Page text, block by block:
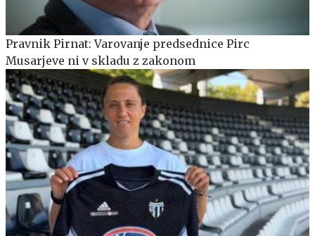
Pravnik Pirnat: Varovanje predsednice Pirc
Musarjeve ni v skladu z zakonom